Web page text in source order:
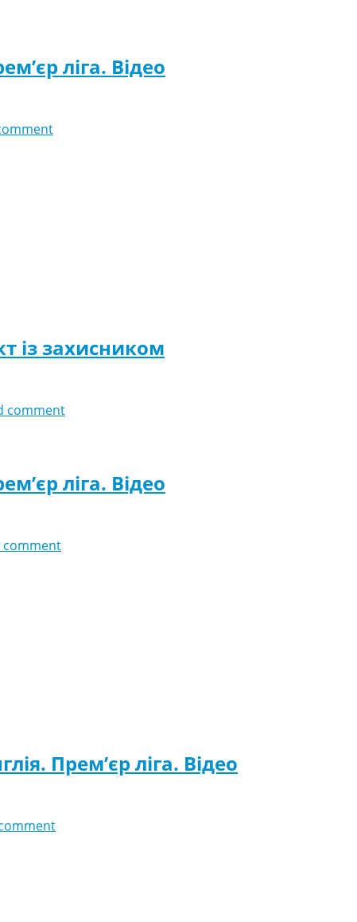
ліга. Відео
із захисником
comment
ліга. Відео
comment
Прем’єр ліга. Відео